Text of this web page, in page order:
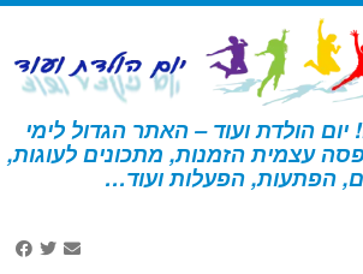
יום הולדת ועוד – האתר הגדול לימי
עצמית הזמנות, מתכונים לעוגות,
הפתעות, הפעלות ועוד…